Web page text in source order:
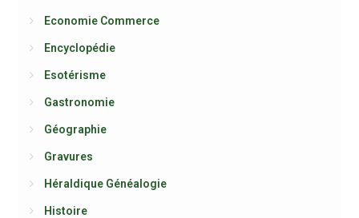
Economie Commerce
Encyclopédie
Esotérisme
Gastronomie
Géographie
Gravures
Héraldique Généalogie
Histoire